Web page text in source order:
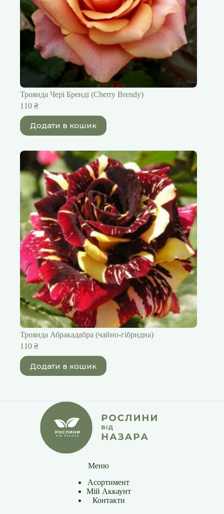
Троянда Чері Бренді (Cherry Brendy)
110 ₴
Додати в кошик
Троянда Абракадабра (чайно-гібридна)
110 ₴
Додати в кошик
Меню
Асортимент
Мій Аккаунт
Контакти